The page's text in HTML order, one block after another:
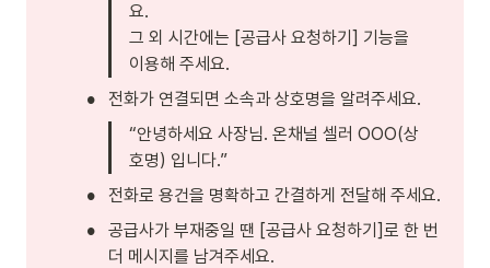
요.
그 외 시간에는 [공급사 요청하기] 기능을
이용해 주세요.
•
전화가 연결되면 소속과 상호명을 알려주세요.
“안녕하세요 사장님. 온채널 셀러 OOO(상
호명) 입니다.”
• 전화로 용건을 명확하고 간결하게 전달해 주세요.
•
공급사가 부재중일 땐 [공급사 요청하기]로 한 번
더 메시지를 남겨주세요.